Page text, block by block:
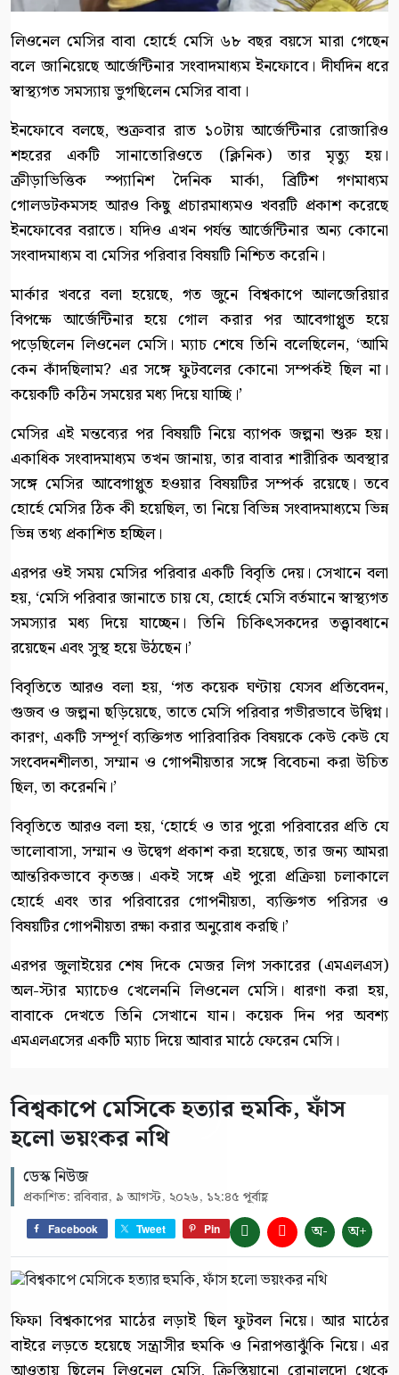
লিওনেল মেসির বাবা হোর্হে মেসি ৬৮ বছর বয়সে মারা গেছেন
বলে জানিয়েছে আর্জেন্টিনার সংবাদমাধ্যম ইনফোবে। দীর্ঘদিন ধরে
স্বাস্থ্যগত সমস্যায় ভুগছিলেন মেসির বাবা।
ইনফোবে বলছে, শুক্রবার রাত ১০টায় আর্জেন্টিনার রোজারিও
শহরের একটি সানাতোরিওতে (ক্লিনিক) তার মৃত্যু হয়।
ক্রীড়াভিত্তিক স্প্যানিশ দৈনিক মার্কা, ব্রিটিশ গণমাধ্যম
গোলডটকমসহ আরও কিছু প্রচারমাধ্যমও খবরটি প্রকাশ করেছে
ইনফোবের বরাতে। যদিও এখন পর্যন্ত আর্জেন্টিনার অন্য কোনো
সংবাদমাধ্যম বা মেসির পরিবার বিষয়টি নিশ্চিত করেনি।
মার্কার খবরে বলা হয়েছে, গত জুনে বিশ্বকাপে আলজেরিয়ার
বিপক্ষে আর্জেন্টিনার হয়ে গোল করার পর আবেগাপ্লুত হয়ে
পড়েছিলেন লিওনেল মেসি। ম্যাচ শেষে তিনি বলেছিলেন, ‘আমি
কেন কাঁদছিলাম? এর সঙ্গে ফুটবলের কোনো সম্পর্কই ছিল না।
কয়েকটি কঠিন সময়ের মধ্য দিয়ে যাচ্ছি।’
মেসির এই মন্তব্যের পর বিষয়টি নিয়ে ব্যাপক জল্পনা শুরু হয়।
একাধিক সংবাদমাধ্যম তখন জানায়, তার বাবার শারীরিক অবস্থার
সঙ্গে মেসির আবেগাপ্লুত হওয়ার বিষয়টির সম্পর্ক রয়েছে। তবে
হোর্হে মেসির ঠিক কী হয়েছিল, তা নিয়ে বিভিন্ন সংবাদমাধ্যমে ভিন্ন
ভিন্ন তথ্য প্রকাশিত হচ্ছিল।
এরপর ওই সময় মেসির পরিবার একটি বিবৃতি দেয়। সেখানে বলা
হয়, ‘মেসি পরিবার জানাতে চায় যে, হোর্হে মেসি বর্তমানে স্বাস্থ্যগত
সমস্যার মধ্য দিয়ে যাচ্ছেন। তিনি চিকিৎসকদের তত্ত্বাবধানে
রয়েছেন এবং সুস্থ হয়ে উঠছেন।’
বিবৃতিতে আরও বলা হয়, ‘গত কয়েক ঘণ্টায় যেসব প্রতিবেদন,
গুজব ও জল্পনা ছড়িয়েছে, তাতে মেসি পরিবার গভীরভাবে উদ্বিগ্ন।
কারণ, একটি সম্পূর্ণ ব্যক্তিগত পারিবারিক বিষয়কে কেউ কেউ যে
সংবেদনশীলতা, সম্মান ও গোপনীয়তার সঙ্গে বিবেচনা করা উচিত
ছিল, তা করেননি।’
বিবৃতিতে আরও বলা হয়, ‘হোর্হে ও তার পুরো পরিবারের প্রতি যে
ভালোবাসা, সম্মান ও উদ্বেগ প্রকাশ করা হয়েছে, তার জন্য আমরা
আন্তরিকভাবে কৃতজ্ঞ। একই সঙ্গে এই পুরো প্রক্রিয়া চলাকালে
হোর্হে এবং তার পরিবারের গোপনীয়তা, ব্যক্তিগত পরিসর ও
বিষয়টির গোপনীয়তা রক্ষা করার অনুরোধ করছি।’
এরপর জুলাইয়ের শেষ দিকে মেজর লিগ সকারের (এমএলএস)
অল-স্টার ম্যাচেও খেলেননি লিওনেল মেসি। ধারণা করা হয়,
বাবাকে দেখতে তিনি সেখানে যান। কয়েক দিন পর অবশ্য
এমএলএসের একটি ম্যাচ দিয়ে আবার মাঠে ফেরেন মেসি।
বিশ্বকাপে মেসিকে হত্যার হুমকি, ফাঁস
হলো ভয়ংকর নথি
ডেস্ক নিউজ
প্রকাশিত: রবিবার, ৯ আগস্ট, ২০২৬, ১২:৪৫ পূর্বাহ্ণ
Facebook Tweet Pin অ- অ+
ফিফা বিশ্বকাপের মাঠের লড়াই ছিল ফুটবল নিয়ে। আর মাঠের
বাইরে লড়তে হয়েছে সন্ত্রাসীর হুমকি ও নিরাপত্তাঝুঁকি নিয়ে। এর